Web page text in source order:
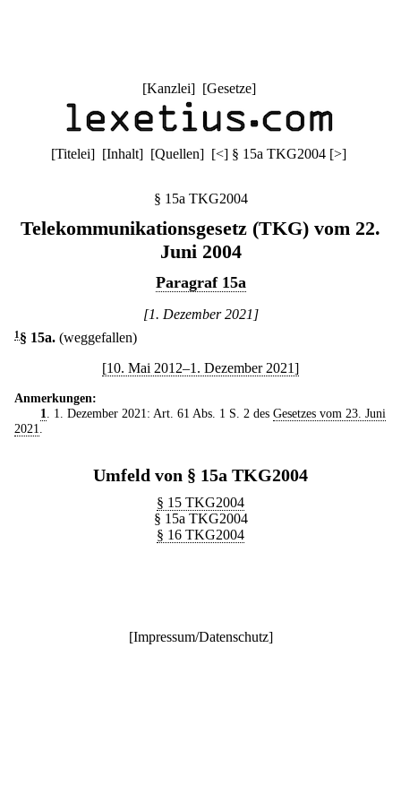
[Kanzlei] [Gesetze]
[Titelei] [Inhalt] [Quellen] [<] § 15a TKG2004 [>]
§ 15a TKG2004
Telekommunikationsgesetz (TKG) vom 22.
Juni 2004
Paragraf 15a
[1. Dezember 2021]
1 § 15a. (weggefallen)
[10. Mai 2012–1. Dezember 2021]
Anmerkungen:
1
. 1. Dezember 2021: Art. 61 Abs. 1 S. 2 des Gesetzes vom 23. Juni
2021
Umfeld von § 15a TKG2004
§ 15 TKG2004
§ 15a TKG2004
§ 16 TKG2004
[Impressum/Datenschutz]